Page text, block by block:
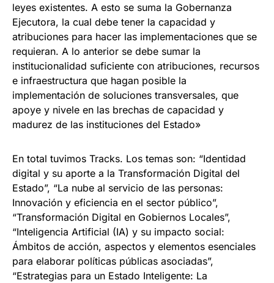
leyes existentes. A esto se suma la Gobernanza
Ejecutora, la cual debe tener la capacidad y
atribuciones para hacer las implementaciones que se
requieran. A lo anterior se debe sumar la
institucionalidad suficiente con atribuciones, recursos
e infraestructura que hagan posible la
implementación de soluciones transversales, que
apoye y nivele en las brechas de capacidad y
madurez de las instituciones del Estado»
En total tuvimos Tracks. Los temas son: “Identidad
digital y su aporte a la Transformación Digital del
Estado”, “La nube al servicio de las personas:
Innovación y eficiencia en el sector público”,
“Transformación Digital en Gobiernos Locales”,
“Inteligencia Artificial (IA) y su impacto social:
Ámbitos de acción, aspectos y elementos esenciales
para elaborar políticas públicas asociadas”,
“Estrategias para un Estado Inteligente: La